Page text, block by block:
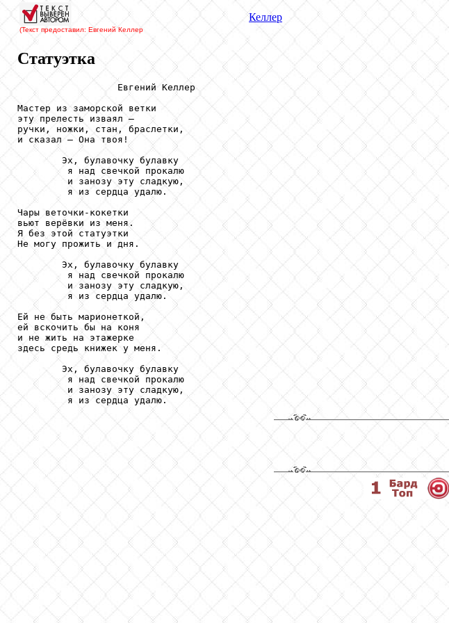
(Текст предоставил: Евгений Келлер
Келлер
Статуэтка
                  Евгений Келлер
Мастер из заморской ветки
эту прелесть изваял –
ручки, ножки, стан, браслетки,
и сказал – Она твоя!
        Эх, булавочку булавку
         я над свечкой прокалю
         и занозу эту сладкую,
         я из сердца удалю.
Чары веточки-кокетки
вьют верёвки из меня.
Я без этой статуэтки
Не могу прожить и дня.
        Эх, булавочку булавку
         я над свечкой прокалю
         и занозу эту сладкую,
         я из сердца удалю.
Ей не быть марионеткой,
ей вскочить бы на коня
и не жить на этажерке
здесь средь книжек у меня.
        Эх, булавочку булавку
         я над свечкой прокалю
         и занозу эту сладкую,
         я из сердца удалю.